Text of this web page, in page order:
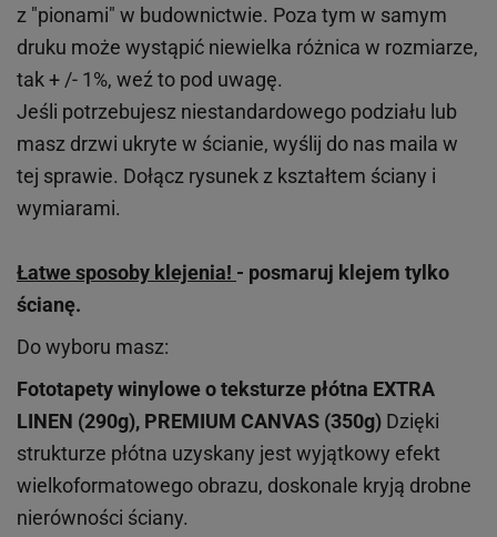
z "pionami" w budownictwie. Poza tym w samym
druku może wystąpić niewielka różnica w rozmiarze,
tak + /- 1%, weź to pod uwagę.
Jeśli potrzebujesz niestandardowego podziału lub
masz drzwi ukryte w ścianie, wyślij do nas maila w
tej sprawie. Dołącz rysunek z kształtem ściany i
wymiarami.
Łatwe sposoby klejenia! - posmaruj klejem tylko
ścianę.
Do wyboru masz:
Fototapety winylowe oteksturze płótna EXTRA
LINEN (290g), PREMIUM CANVAS (350g) Dzięki
strukturze płótna uzyskany jest wyjątkowy efekt
wielkoformatowego obrazu, doskonale kryją drobne
nierówności ściany.